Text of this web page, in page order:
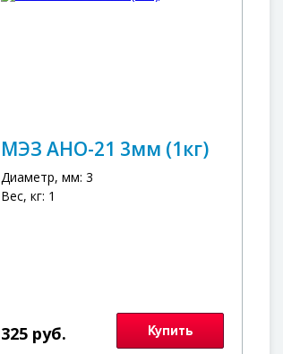
МЭЗ АНО-21 3мм (1кг)
Диаметр, мм: 3
Вес, кг: 1
325 руб. Купить